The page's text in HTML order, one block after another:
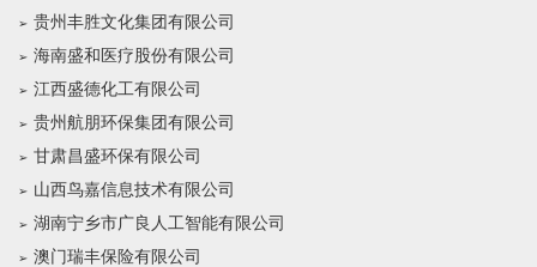
贵州丰胜文化集团有限公司
海南盛和医疗股份有限公司
江西盛德化工有限公司
贵州航朋环保集团有限公司
甘肃昌盛环保有限公司
山西鸟嘉信息技术有限公司
湖南宁乡市广良人工智能有限公司
澳门瑞丰保险有限公司